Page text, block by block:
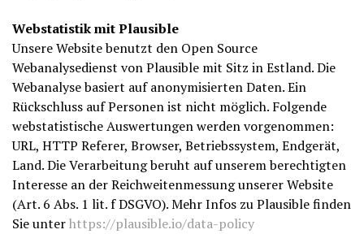
Webstatistik mit Plausible
Unsere Website benutzt den Open Source
Webanalysedienst von Plausible mit Sitz in Estland. Die
Webanalyse basiert auf anonymisierten Daten. Ein
Rückschluss auf Personen ist nicht möglich. Folgende
webstatistische Auswertungen werden vorgenommen:
URL, HTTP Referer, Browser, Betriebssystem, Endgerät,
Land. Die Verarbeitung beruht auf unserem berechtigten
Interesse an der Reichweitenmessung unserer Website
(Art. 6 Abs. 1 lit. f DSGVO). Mehr Infos zu Plausible finden
Sie unterhttps://plausible.io/data-policy